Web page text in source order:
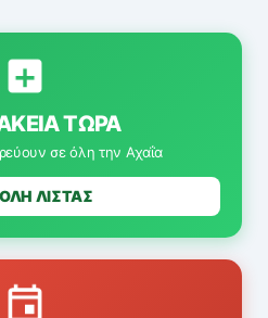
ΤΏΡΑ
σε όλη την Αχαΐα
ΛΙΣΤΑΣ